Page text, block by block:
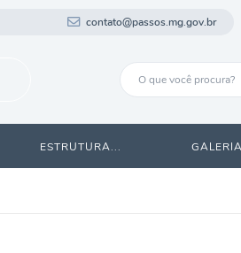
contato@passos.mg.gov.br
ESTRUTURA...